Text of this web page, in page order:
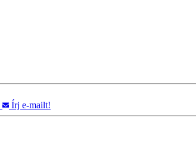
Írj e-mailt!